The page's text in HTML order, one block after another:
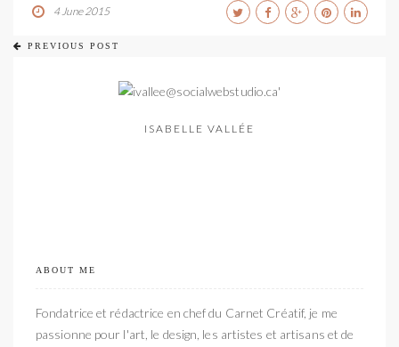
4 June 2015
PREVIOUS POST
ISABELLE VALLÉE
ABOUT ME
Fondatrice et rédactrice en chef du Carnet Créatif, je me
passionne pour l'art, le design, les artistes et artisans et de